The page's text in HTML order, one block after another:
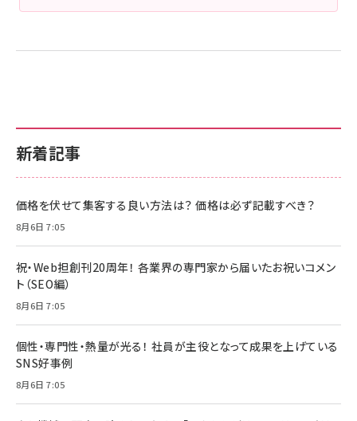
新着記事
価格を伏せて集客する良い方法は？ 価格は必ず記載すべき？
8月6日 7:05
祝・Web担創刊20周年！ 各業界の専門家から届いたお祝いコメン
ト（SEO編）
8月6日 7:05
個性・専門性・熱量が光る！ 社員が主役となって成果を上げている
SNS好事例
8月6日 7:05